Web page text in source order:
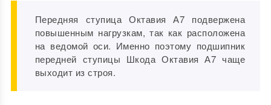
Передняя ступица Октавия А7 подвержена
повышенным нагрузкам, так как расположена
на ведомой оси. Именно поэтому подшипник
передней ступицы Шкода Октавия А7 чаще
выходит из строя.